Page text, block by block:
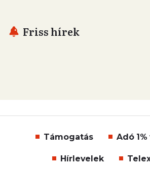
Friss hírek
Támogatás Adó
Hírlevelek